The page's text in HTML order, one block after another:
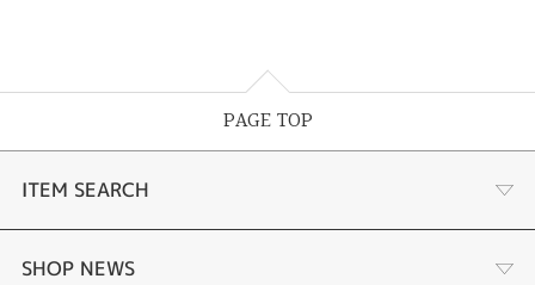
PAGE TOP
ITEM SEARCH
婚約指輪
SHOP NEWS